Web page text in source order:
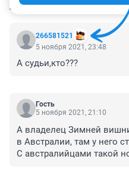
КОММЕНТАРИИ 11
266581521
5 ноября 2021, 23:48
А судьи,кто???
Гость
5 ноября 2021, 21:10
А владелец Зимней
в Австралии, там у него
С австралийцами такой